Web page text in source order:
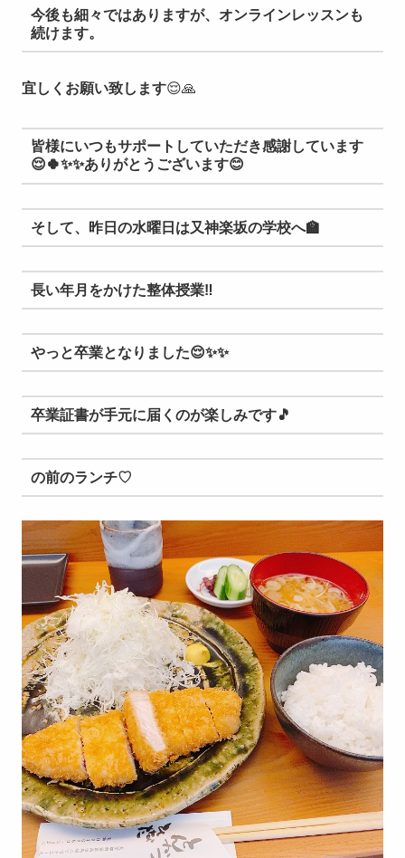
今後も細々ではありますが、オンラインレッスンも
続けます。
宜しくお願い致します😌🙏
皆様にいつもサポートしていただき感謝しています
😌🍀✨✨ありがと うございます😊
そして、昨日の水曜日は又神楽坂の学校へ🏫
長い年月をかけた整体授業‼︎
やっと卒業となりました😌✨✨
卒業証書が手元に届くのが楽しみです🎵
の前のランチ♡